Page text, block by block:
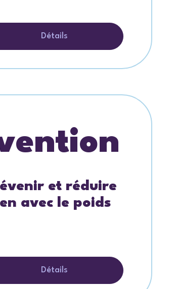
Détails
et réduire
avec le poids
Détails